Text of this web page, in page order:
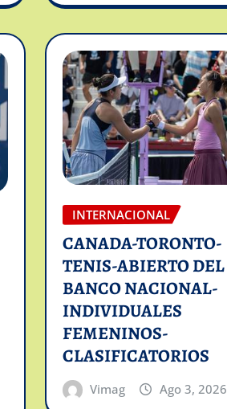
INTERNACIONAL
CANADA-TORONTO-
TENIS-ABIERTO DEL
BANCO NACIONAL-
INDIVIDUALES
FEMENINOS-
CLASIFICATORIOS
Vimag Ago 3, 2026